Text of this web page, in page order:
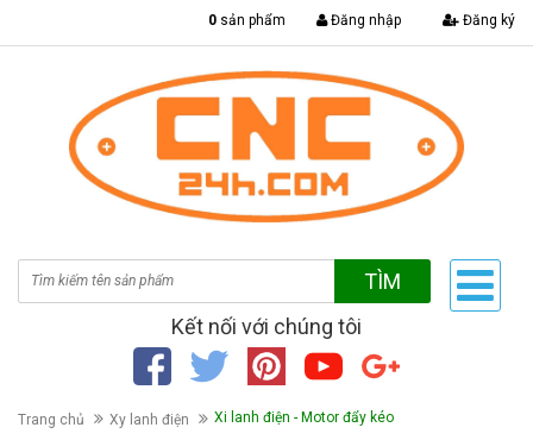
0 sản phẩm Đăng nhập Đăng ký
TÌM
Kết nối với chúng tôi
Trang chủ Xy lanh điện Xi lanh điện - Motor đẩy kéo